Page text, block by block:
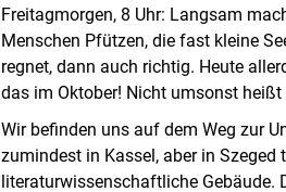
Freitagmorgen, 8 Uhr: Langsam
Menschen Pfützen, die fast kleine
regnet, dann auch richtig. Heute
das im Oktober! Nicht umsonst heißt
Wir befinden uns auf dem Weg zur
zumindest in Kassel, aber in
literaturwissenschaftliche Gebäude.